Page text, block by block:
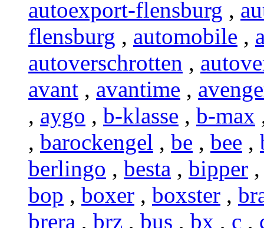
autoexport-flensburg ,
flensburg , automobile ,
autoverschrotten ,
avant , avantime ,
, aygo , b-klasse , b-max
, barockengel , be , bee ,
berlingo , besta , bipper
bop , boxer , boxster ,
brera , brz , bus , bx , c ,